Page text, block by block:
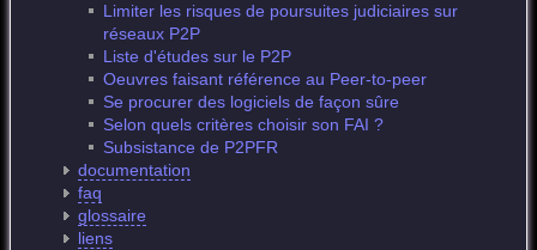
Limiter les risques de poursuites judiciaires sur
réseaux P2P
Liste d'études sur le P2P
Oeuvres faisant référence au Peer-to-peer
Se procurer des logiciels de façon sûre
Selon quels critères choisir son FAI ?
Subsistance de P2PFR
documentation
faq
glossaire
liens